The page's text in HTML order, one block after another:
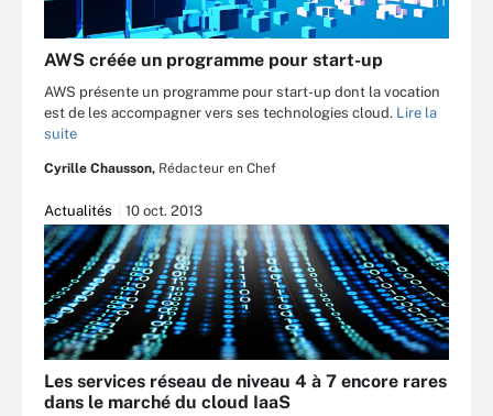
AWS créée un programme pour start-up
AWS présente un programme pour start-up dont la vocation
est de les accompagner vers ses technologies cloud. Lire la
suite
Cyrille Chausson, Rédacteur en Chef
Actualités 10 oct. 2013
Les services réseau de niveau 4 à 7 encore rares
dans le marché du cloud IaaS